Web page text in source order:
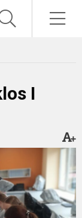
I